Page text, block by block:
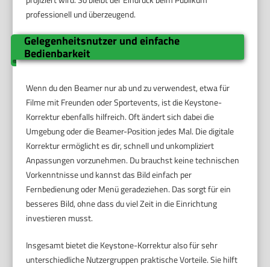
professionell und überzeugend.
Gelegenheitsnutzer und einfache
Bedienbarkeit
Wenn du den Beamer nur ab und zu verwendest, etwa für
Filme mit Freunden oder Sportevents, ist die Keystone-
Korrektur ebenfalls hilfreich. Oft ändert sich dabei die
Umgebung oder die Beamer-Position jedes Mal. Die digitale
Korrektur ermöglicht es dir, schnell und unkompliziert
Anpassungen vorzunehmen. Du brauchst keine technischen
Vorkenntnisse und kannst das Bild einfach per
Fernbedienung oder Menü geradeziehen. Das sorgt für ein
besseres Bild, ohne dass du viel Zeit in die Einrichtung
investieren musst.
Insgesamt bietet die Keystone-Korrektur also für sehr
unterschiedliche Nutzergruppen praktische Vorteile. Sie hilft